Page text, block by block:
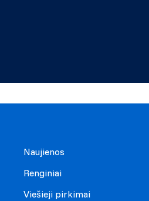
Naujienos
Renginiai
Viešieji pirkimai